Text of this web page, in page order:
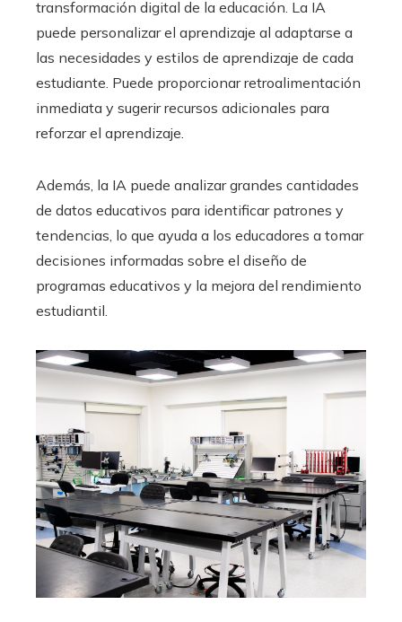
transformación digital de la educación. La IA
puede personalizar el aprendizaje al adaptarse a
las necesidades y estilos de aprendizaje de cada
estudiante. Puede proporcionar retroalimentación
inmediata y sugerir recursos adicionales para
reforzar el aprendizaje.
Además, la IA puede analizar grandes cantidades
de datos educativos para identificar patrones y
tendencias, lo que ayuda a los educadores a tomar
decisiones informadas sobre el diseño de
programas educativos y la mejora del rendimiento
estudiantil.